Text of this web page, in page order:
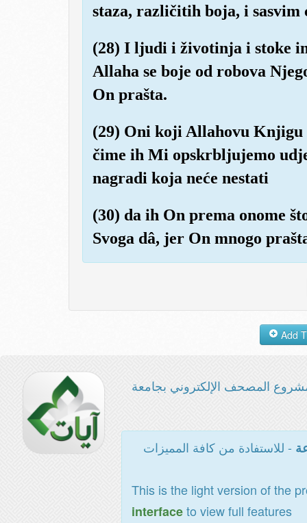
staza, različitih boja, i sasvim
(28) I ljudi i životinja i stoke
Allaha se boje od robova
On prašta.
(29) Oni koji Allahovu
čime ih Mi opskrbljujemo
nagradi koja neće nestati
(30) da ih On prema onome
Svoga dâ, jer On mnogo
المصحف الإلكتروني بجامعة
- للاستفادة من كافة المميزات
This is the light version of the
interfaceto view full features